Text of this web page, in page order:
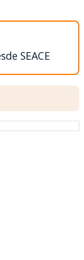
SEACE